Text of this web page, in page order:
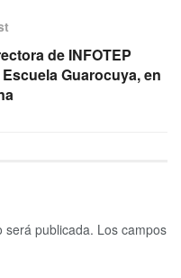
de INFOTEP
Guarocuya, en
será publicada. Los campos